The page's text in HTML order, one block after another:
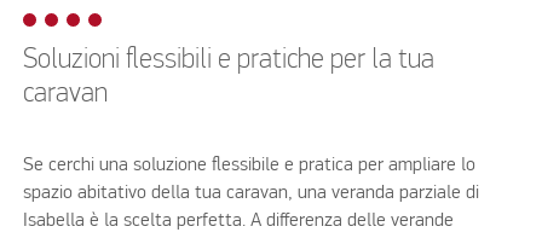
Soluzioni flessibili e pratiche per la tua
caravan
Se cerchi una soluzione flessibile e pratica per ampliare lo
spazio abitativo della tua caravan, una veranda parziale di
Isabella è la scelta perfetta. A differenza delle verande